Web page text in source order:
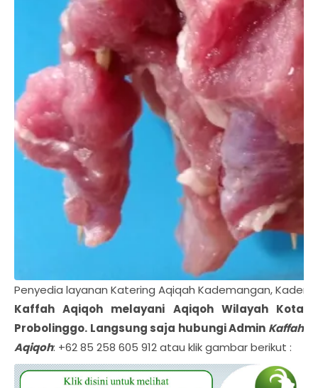
Penyedia layanan Katering Aqiqah Kademangan,
Kaffah Aqiqoh melayani Aqiqoh Wilayah Kota
Probolinggo. Langsung saja hubungi Admin Kaffah
Aqiqoh: +62 85 258 605 912 atau klik gambar berikut :